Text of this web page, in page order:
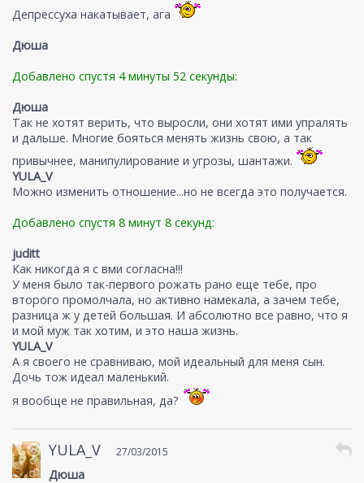
Депрессуха накатывает, ага
Дюша
Добавлено спустя 4 минуты 52 секунды:
Дюша
Так не хотят верить, что выросли, они хотят ими упралять
и дальше. Многие бояться менять жизнь свою, а так
привычнее, манипулирование и угрозы, шантажи.
YULA_V
Можно изменить отношение...но не всегда это получается.
Добавлено спустя 8 минут 8 секунд:
juditt
Как никогда я с вми согласна!!!
У меня было так-первого рожать рано еще тебе, про
второго промолчала, но активно намекала, а зачем тебе,
разница ж у детей большая. И абсолютно все равно, что я
и мой муж так хотим, и это наша жизнь.
YULA_V
А я своего не сравниваю, мой идеальный для меня сын.
Дочь тож идеал маленький.
я вообще не правильная, да?
YULA_V 27/03/2015
Дюша